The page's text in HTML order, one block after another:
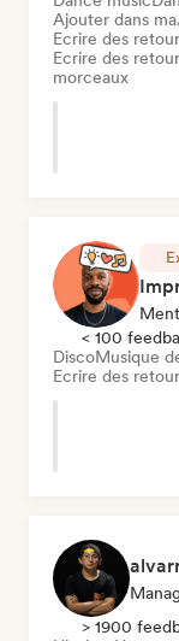
Ajouter dans
Ecrire des
Ecrire des
morceaux
< 100
DiscoMusique
Ecrire des
> 1900